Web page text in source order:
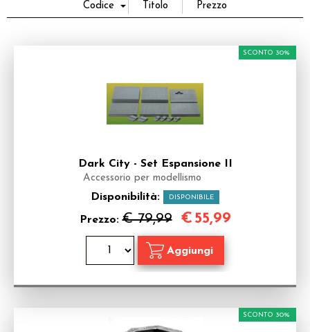
Dark City - Set Espansione II
Accessorio per modellismo
Disponibilità: DISPONIBILE
Prezzo:€ 79,99
SCONTO 30%
€ 55,99
SCONTO 30%